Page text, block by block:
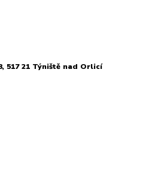
517 21 Týniště nad Orlicí